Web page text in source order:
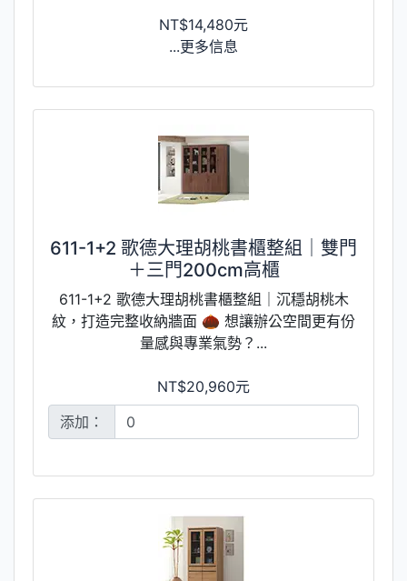
NT$14,480元
...更多信息
611-1+2 歌德大理胡桃書櫃整組｜雙門
＋三門200cm高櫃
611-1+2 歌德大理胡桃書櫃整組｜沉穩胡桃木
紋，打造完整收納牆面 🌰 想讓辦公空間更有份
量感與專業氣勢？...
NT$20,960元
添加：